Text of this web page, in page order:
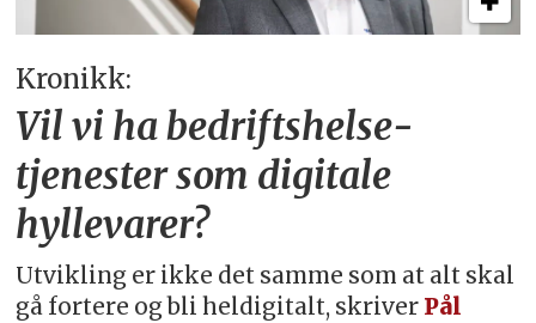
Kronikk:
Vil vi ha bedriftshelse­
tjenester som digitale
hyllevarer?
Utvikling er ikke det samme som at alt skal
gå fortere og bli heldigitalt, skriver Pål